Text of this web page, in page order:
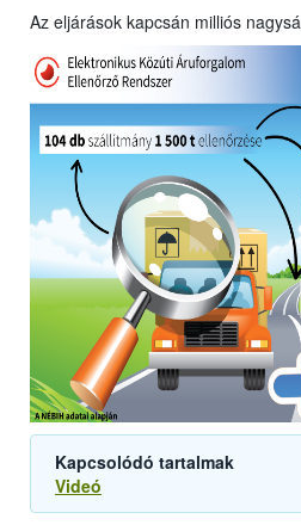
Az eljárások kapcsán milliós
Kapcsolódó tartalmak
Videó